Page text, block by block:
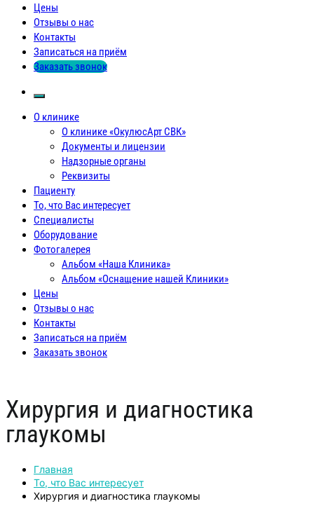
Цены
Отзывы о нас
Контакты
Записаться на приём
Заказать звонок
О клинике
О клинике «ОкулюсАрт СВК»
Документы и лицензии
Надзорные органы
Реквизиты
Пациенту
То, что Вас интересует
Специалисты
Оборудование
Фотогалерея
Альбом «Наша Клиника»
Альбом «Оснащение нашей Клиники»
Цены
Отзывы о нас
Контакты
Записаться на приём
Заказать звонок
Хирургия и диагностика
глаукомы
Главная
То, что Вас интересует
Хирургия и диагностика глаукомы